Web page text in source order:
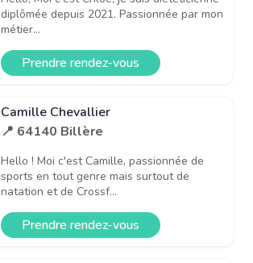
diplômée depuis 2021. Passionnée par mon
métier...
Prendre rendez-vous
Camille Chevallier
📍 64140 Billère
Hello ! Moi c'est Camille, passionnée de
sports en tout genre mais surtout de
natation et de Crossf...
Prendre rendez-vous